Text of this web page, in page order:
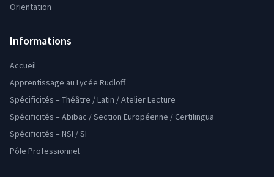
Orientation
Informations
Accueil
Apprentissage au Lycée Rudloff
Spécificités – Théâtre / Latin / Atelier Lecture
Spécificités – Abibac / Section Européenne / Certilingua
Spécificités – NSI / SI
Pôle Professionnel